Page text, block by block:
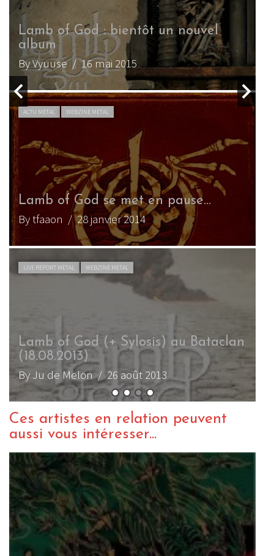
Lamb of God : bientôt un nouvel
album
By Vyuuse/ 16 mai 2015
ACTU METAL WEBZINE METAL
Lamb of God se met en pause…
By tfaaon / 28 janvier 2014
LIVE REPORT METAL WEBZINE METAL
Lamb of God (+ Sylosis) au Bataclan
(18.08.2013)
By Ju de Melon/ 26 août 2013
Ces artistes en relation peuvent
aussi vous intéresser...